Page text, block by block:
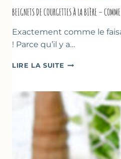
BEIGNETS DE COURGETTES À LA BIÈRE –
Exactement comme le
! Parce qu’il y a…
LIRE LA SUITE BEIGNETS
LA
BIÈRE
–
COMME
À
MARSEILLE